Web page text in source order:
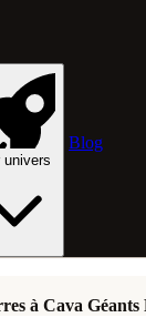
univers
Blog
à Cava Géants